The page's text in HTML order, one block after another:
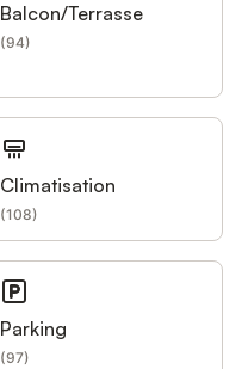
Balcon/Terrasse
(94)
Climatisation
(108)
Parking
(97)